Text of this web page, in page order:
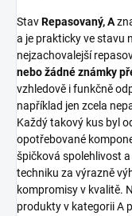
StavRepasovaný, A
a je prakticky ve stavu
nejzachovalejší
nebo žádné známky
vzhledově i funkčně
například jen zcela
Každý takový kus byl
opotřebované
špičková spolehlivost
techniku za výrazně
kompromisy v kvalitě.
produkty v kategorii A